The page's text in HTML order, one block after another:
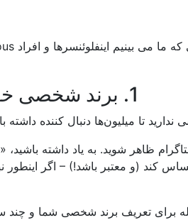
1. برند شخصی خود را تعریف کنید
تا میلیون‌ها دنبال کننده داشته
ظاهر شوید. به یاد داشته باشید،
کند (و معتبر باشد!) – اگر اینطور
برای تعریف برند شخصی شما و چند